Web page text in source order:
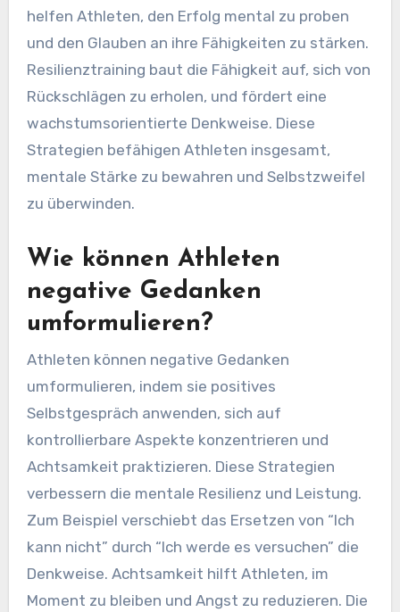
helfen Athleten, den Erfolg mental zu proben
und den Glauben an ihre Fähigkeiten zu stärken.
Resilienztraining baut die Fähigkeit auf, sich von
Rückschlägen zu erholen, und fördert eine
wachstumsorientierte Denkweise. Diese
Strategien befähigen Athleten insgesamt,
mentale Stärke zu bewahren und Selbstzweifel
zu überwinden.
Wie können Athleten
negative Gedanken
umformulieren?
Athleten können negative Gedanken
umformulieren, indem sie positives
Selbstgespräch anwenden, sich auf
kontrollierbare Aspekte konzentrieren und
Achtsamkeit praktizieren. Diese Strategien
verbessern die mentale Resilienz und Leistung.
Zum Beispiel verschiebt das Ersetzen von “Ich
kann nicht” durch “Ich werde es versuchen” die
Denkweise. Achtsamkeit hilft Athleten, im
Moment zu bleiben und Angst zu reduzieren. Die